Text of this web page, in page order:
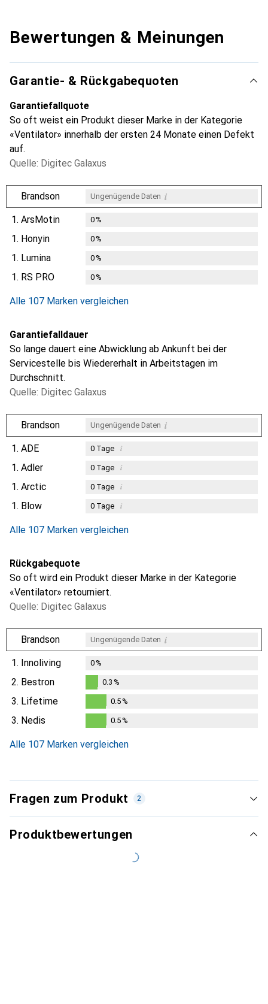
Bewertungen & Meinungen
Garantie- & Rückgabequoten
Garantiefallquote
So oft weist ein Produkt dieser Marke in der Kategorie
«Ventilator» innerhalb der ersten 24 Monate einen Defekt
auf.
Quelle: Digitec Galaxus
Brandson Ungenügende Daten i
1. ArsMotin 0%
1. Honyin 0%
1. Lumina 0%
1. RS PRO 0%
Alle 107 Marken vergleichen
Garantiefalldauer
So lange dauert eine Abwicklung ab Ankunft bei der
Servicestelle bis Wiedererhalt in Arbeitstagen im
Durchschnitt.
Quelle: Digitec Galaxus
Brandson Ungenügende Daten i
1. ADE 0Tage i
1. Adler 0Tage i
1. Arctic 0Tage i
1. Blow 0Tage i
Alle 107 Marken vergleichen
Rückgabequote
So oft wird ein Produkt dieser Marke in der Kategorie
«Ventilator» retourniert.
Quelle: Digitec Galaxus
Brandson Ungenügende Daten i
1. Innoliving 0%
2. Bestron
0.3%
0.3 %
3. Lifetime
0.5%
0.5%
3. Nedis 0.5%
Alle 107 Marken vergleichen
Fragen zum Produkt 2
Produktbewertungen